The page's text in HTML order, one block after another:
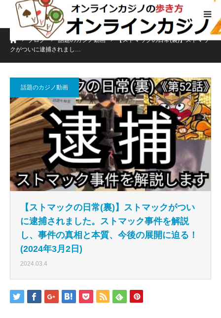
ホームブログ 話題のカジノ動画
【ストマックの日常(裏)】ストマッ
クがついに逮捕されまし…
話題のカジノ動画
【ストマックの日常(裏)】ストマックがつい
に逮捕されました。ストマック事件を解説
し、事件の真相と本質、今後の展開に迫る！
(2024年3月2日)
2024.03.4